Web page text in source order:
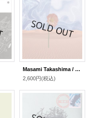
Masami Takashima / Polyphonic (CD)
2,600円(税込)